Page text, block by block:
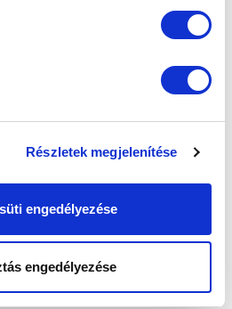
Részletek megjelenítése
engedélyezése
engedélyezése